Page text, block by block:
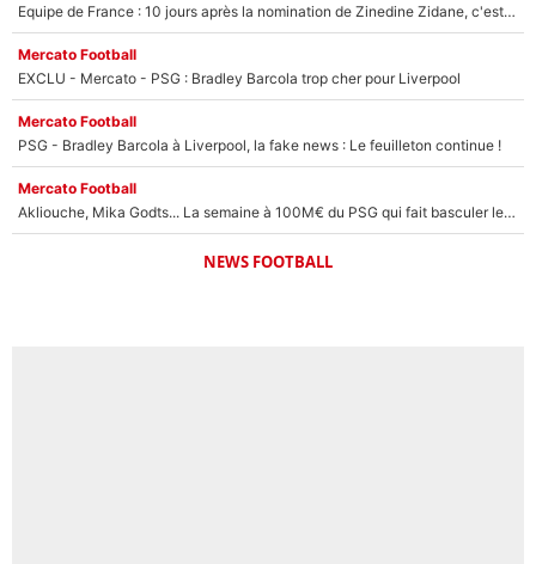
Equipe de France : 10 jours après la nomination de Zinedine Zidane, c'est au tour de son fils de prendre un nouveau départ !
Mercato Football
EXCLU - Mercato - PSG : Bradley Barcola trop cher pour Liverpool
Mercato Football
PSG - Bradley Barcola à Liverpool, la fake news : Le feuilleton continue !
Mercato Football
Akliouche, Mika Godts... La semaine à 100M€ du PSG qui fait basculer le mercato du PSG !
NEWS FOOTBALL